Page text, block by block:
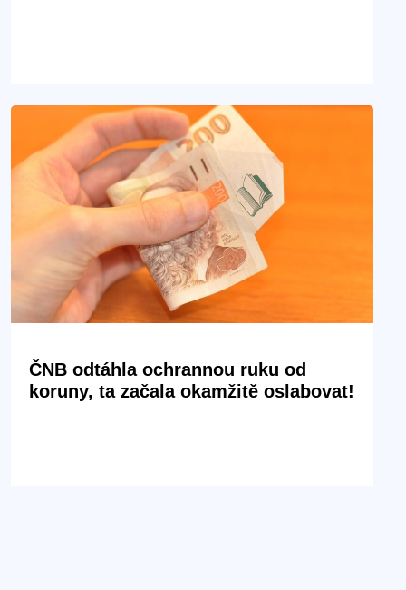
ČNB odtáhla ochrannou ruku od
koruny, ta začala okamžitě oslabovat!